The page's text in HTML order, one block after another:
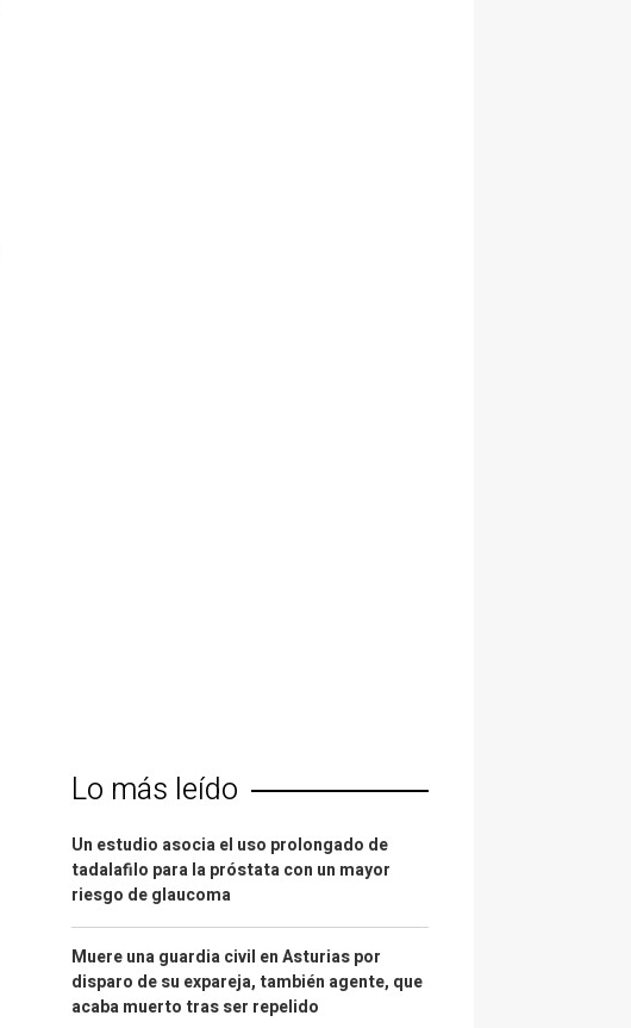
Lo más leído
Un estudio asocia el uso prolongado de
tadalafilo para la próstata con un mayor
riesgo de glaucoma
Muere una guardia civil en Asturias por
disparo de su expareja, también agente, que
acaba muerto tras ser repelido